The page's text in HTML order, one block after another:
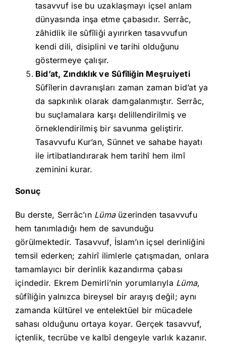
tasavvuf ise bu uzaklaşmayı içsel anlam
dünyasında inşa etme çabasıdır. Serrâc,
zâhidlik ile sûfîliği ayırırken tasavvufun
kendi dili, disiplini ve tarihi olduğunu
göstermeye çalışır.
Bid’at, Zındıklık ve Sûfîliğin Meşruiyeti
Sûfîlerin davranışları zaman zaman bid’at ya
da sapkınlık olarak damgalanmıştır. Serrâc,
bu suçlamalara karşı delillendirilmiş ve
örneklendirilmiş bir savunma geliştirir.
Tasavvufu Kur’an, Sünnet ve sahabe hayatı
ile irtibatlandırarak hem tarihî hem ilmî
zeminini kurar.
Sonuç
Bu derste, Serrâc’ın Lümaüzerinden tasavvufu
hem tanımladığı hem de savunduğu
görülmektedir. Tasavvuf, İslam’ın içsel derinliğini
temsil ederken; zahirî ilimlerle çatışmadan, onlara
tamamlayıcı bir derinlik kazandırma çabası
içindedir. Ekrem Demirli’nin yorumlarıyla Lüma,
sûfîliğin yalnızca bireysel bir arayış değil; aynı
zamanda kültürel ve entelektüel bir mücadele
sahası olduğunu ortaya koyar. Gerçek tasavvuf,
içtenlik, tecrübe ve kalbî dengeyle varlık kazanır.